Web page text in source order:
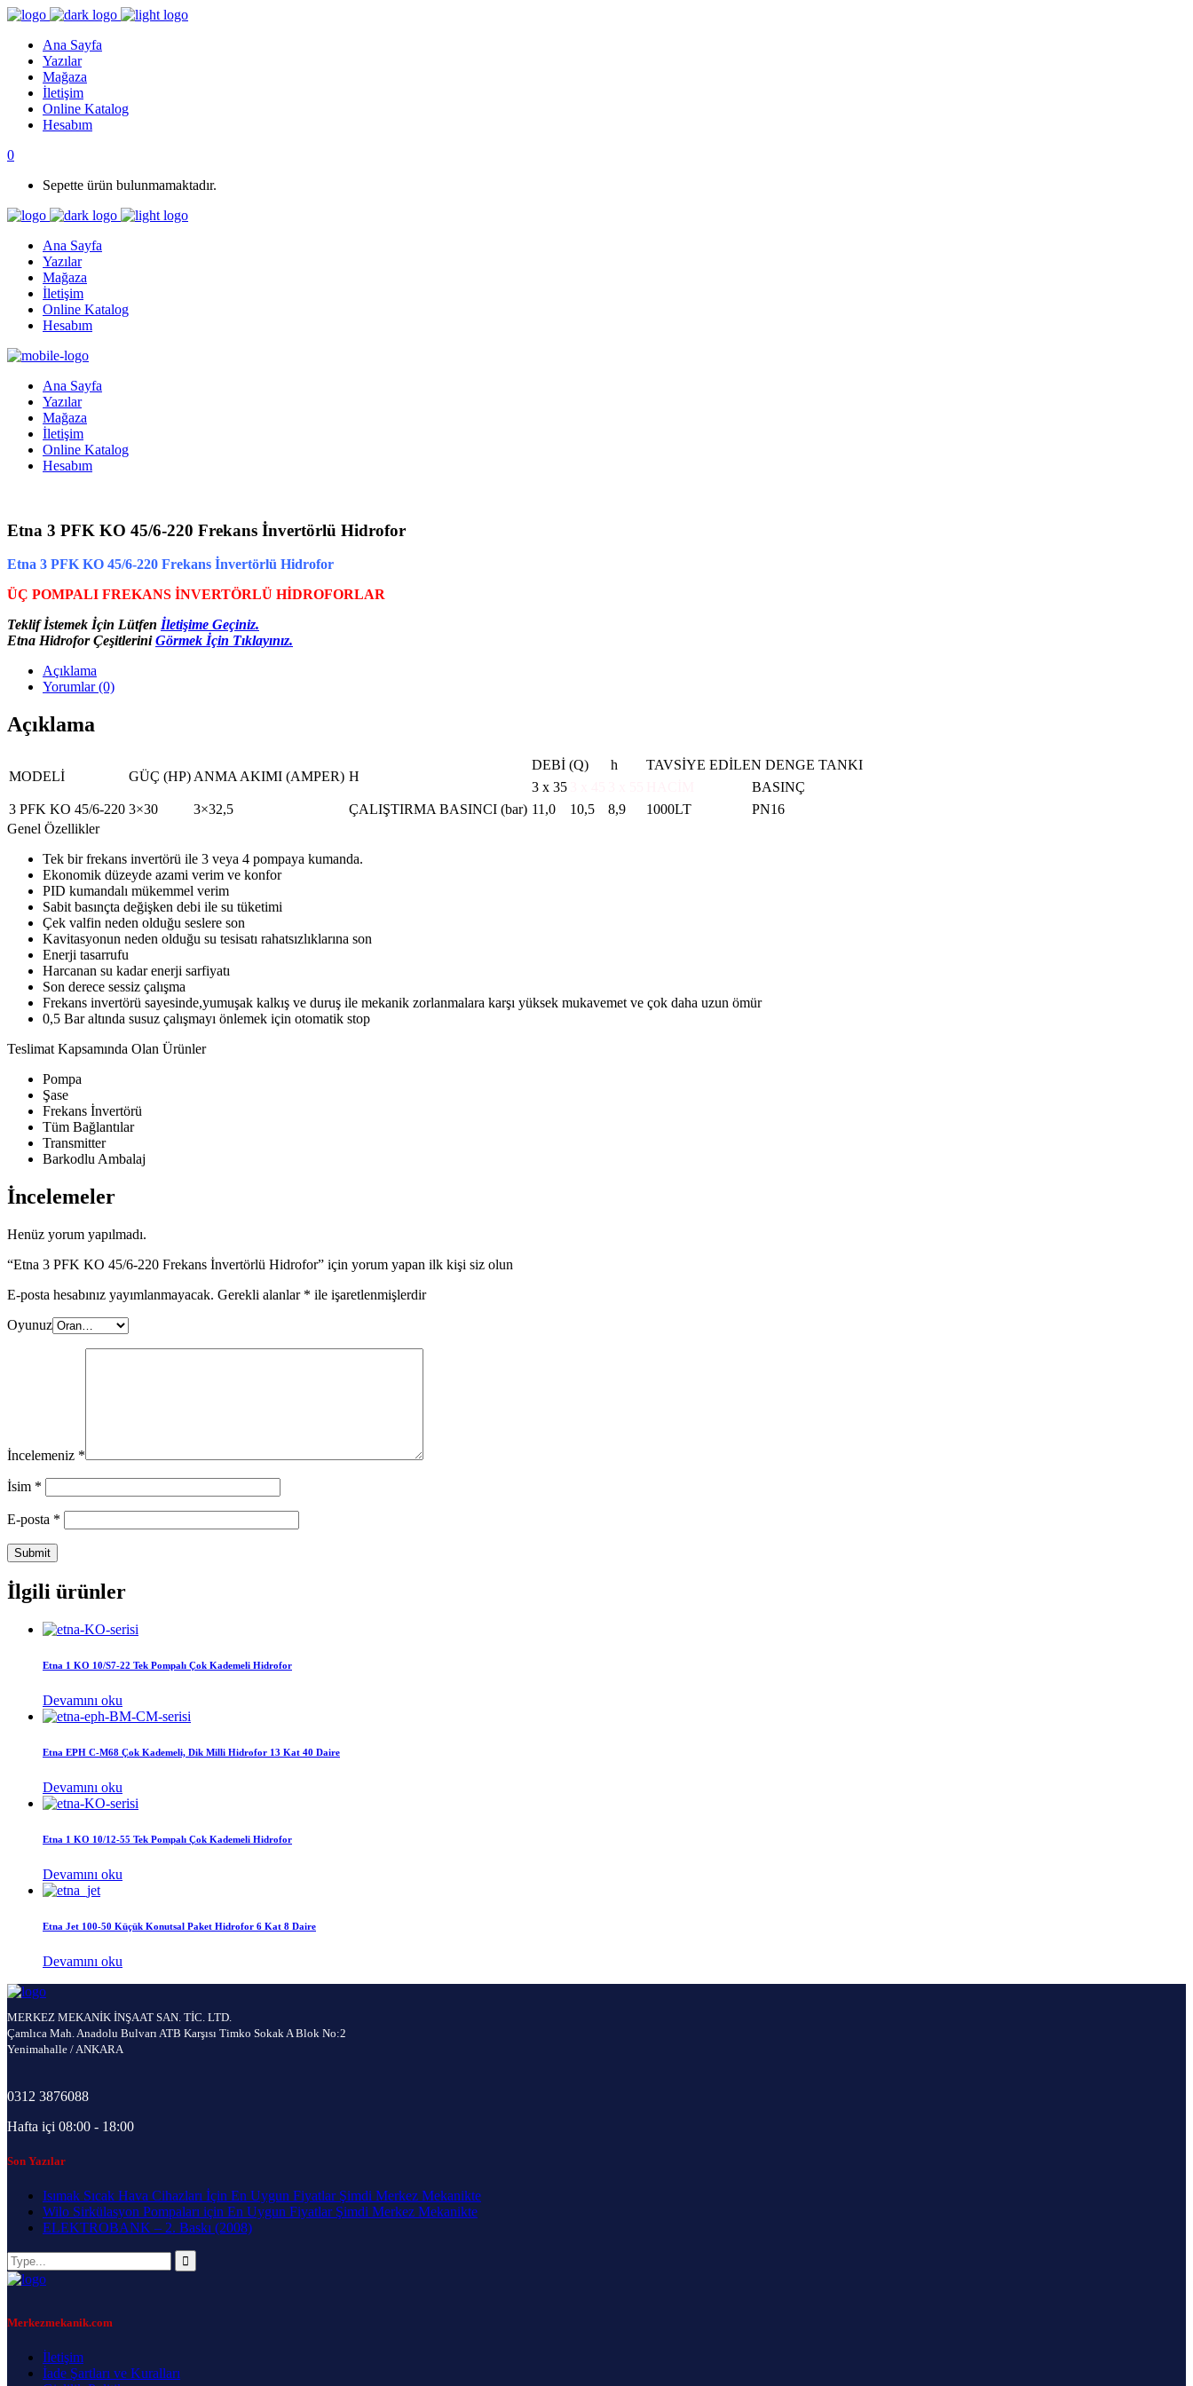
Ana Sayfa
Yazılar
Mağaza
İletişim
Online Katalog
Hesabım
0
Sepette ürün bulunmamaktadır.
Ana Sayfa
Yazılar
Mağaza
İletişim
Online Katalog
Hesabım
Ana Sayfa
Yazılar
Mağaza
İletişim
Online Katalog
Hesabım
Etna 3 PFK KO 45/6-220 Frekans İnvertörlü Hidrofor
Etna 3 PFK KO 45/6-220 Frekans İnvertörlü Hidrofor
ÜÇ POMPALI FREKANS İNVERTÖRLÜ HİDROFORLAR
Teklif İstemek İçin Lütfen İletişime Geçiniz.
Etna Hidrofor ÇeşitleriniGörmek İçin Tıklayınız.
Açıklama
Yorumlar (0)
Açıklama
MODELİ GÜÇ (HP) ANMA AKIMI (AMPER) H
DEBİ (Q) h
TAVSİYE EDİLEN DENGE TANKI
3 x 35
BASINÇ
3 PFK KO 45/6-220 3×30 3×32,5 ÇALIŞTIRMA BASINCI (bar) 11,0 10,5 8,9 1000LT
PN16
Genel Özellikler
Tek bir frekans invertörü ile 3 veya 4 pompaya kumanda.
Ekonomik düzeyde azami verim ve konfor
PID kumandalı mükemmel verim
Sabit basınçta değişken debi ile su tüketimi
Çek valfin neden olduğu seslere son
Kavitasyonun neden olduğu su tesisatı rahatsızlıklarına son
Enerji tasarrufu
Harcanan su kadar enerji sarfiyatı
Son derece sessiz çalışma
Frekans invertörü sayesinde,yumuşak kalkış ve duruş ile mekanik zorlanmalara karşı yüksek mukavemet ve çok daha uzun ömür
0,5 Bar altında susuz çalışmayı önlemek için otomatik stop
Teslimat Kapsamında Olan Ürünler
Pompa
Şase
Frekans İnvertörü
Tüm Bağlantılar
Transmitter
Barkodlu Ambalaj
İncelemeler
Henüz yorum yapılmadı.
“Etna 3 PFK KO 45/6-220 Frekans İnvertörlü Hidrofor” için yorum yapan ilk kişi siz olun
E-posta hesabınız yayımlanmayacak. Gerekli alanlar * ile işaretlenmişlerdir
Oyunuz
İncelemeniz *
İsim *
E-posta *
İlgili ürünler
Etna 1 KO 10/S7-22 Tek Pompalı Çok Kademeli Hidrofor
Devamını oku
Etna EPH C-M68 Çok Kademeli, Dik Milli Hidrofor 13 Kat 40 Daire
Devamını oku
Etna 1 KO 10/12-55 Tek Pompalı Çok Kademeli Hidrofor
Devamını oku
Etna Jet 100-50 Küçük Konutsal Paket Hidrofor 6 Kat 8 Daire
Devamını oku
MERKEZ MEKANİK İNŞAAT SAN. TİC. LTD.
Çamlıca Mah. Anadolu Bulvarı ATB Karşısı Timko Sokak A Blok No:2
Yenimahalle / ANKARA
0312 3876088
Hafta içi 08:00 - 18:00
Son Yazılar
Isımak Sıcak Hava Cihazları İçin En Uygun Fiyatlar Şimdi Merkez Mekanikte
Wilo Sirkülasyon Pompaları için En Uygun Fiyatlar Şimdi Merkez Mekanikte
ELEKTROBANK – 2. Baskı (2008)
Merkezmekanik.com
İletişim
İade Şartları ve Kuralları